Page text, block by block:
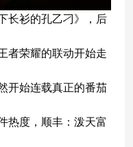
长衫的孔乙刁》，后
者荣耀的联动开始走
开始连载真正的番茄
热度，顺丰：泼天富